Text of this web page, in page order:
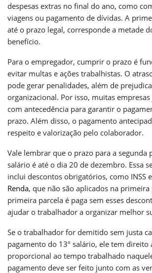
despesas extras no final do ano, como
viagens ou pagamento de dívidas. A
até o prazo legal, corresponde a metade
benefício.
Para o empregador, cumprir o prazo é
evitar multas e ações trabalhistas. O
pode gerar penalidades, além de
organizacional. Por isso, muitas
com antecedência para garantir o
prazo. Além disso, o pagamento
respeito e valorização pelo colaborador.
Vale lembrar que o prazo para a segunda
salário é até o dia 20 de dezembro. Essa
inclui descontos obrigatórios, como INSS e
Renda, que não são aplicados na primeira
primeira parcela é paga sem esses
ajudar o trabalhador a organizar melhor
Se o trabalhador for demitido sem justa
pagamento do 13º salário, ele tem direito
proporcional ao tempo trabalhado
pagamento deve ser feito junto com as